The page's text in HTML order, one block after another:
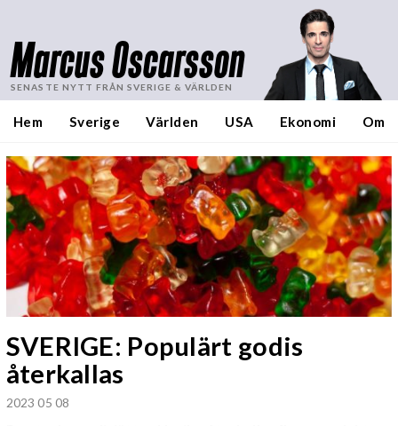
Marcus Oscarsson
SENASTE NYTT FRÅN SVERIGE & VÄRLDEN
Hem Sverige Världen USA Ekonomi Om
SVERIGE: Populärt godis
återkallas
2023 05 08